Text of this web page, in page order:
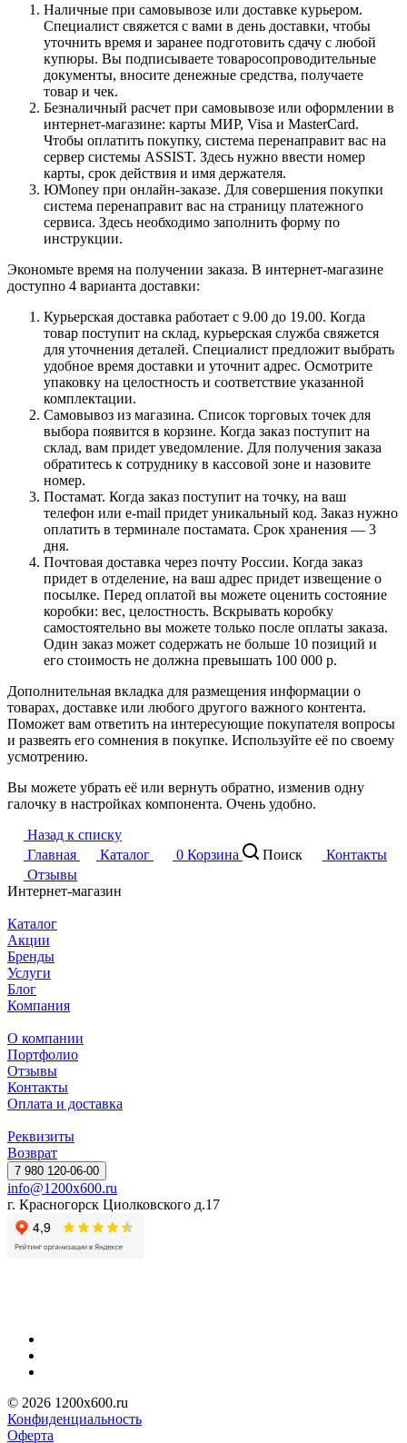
Наличные при самовывозе или доставке курьером.
Специалист свяжется с вами в день доставки, чтобы
уточнить время и заранее подготовить сдачу с любой
купюры. Вы подписываете товаросопроводительные
документы, вносите денежные средства, получаете
товар и чек.
Безналичный расчет при самовывозе или оформлении в
интернет-магазине: карты МИР, Visa и MasterCard.
Чтобы оплатить покупку, система перенаправит вас на
сервер системы ASSIST. Здесь нужно ввести номер
карты, срок действия и имя держателя.
ЮMoney при онлайн-заказе. Для совершения покупки
система перенаправит вас на страницу платежного
сервиса. Здесь необходимо заполнить форму по
инструкции.
Экономьте время на получении заказа. В интернет-магазине
доступно 4 варианта доставки:
Курьерская доставка работает с 9.00 до 19.00. Когда
товар поступит на склад, курьерская служба свяжется
для уточнения деталей. Специалист предложит выбрать
удобное время доставки и уточнит адрес. Осмотрите
упаковку на целостность и соответствие указанной
комплектации.
Самовывоз из магазина. Список торговых точек для
выбора появится в корзине. Когда заказ поступит на
склад, вам придет уведомление. Для получения заказа
обратитесь к сотруднику в кассовой зоне и назовите
номер.
Постамат. Когда заказ поступит на точку, на ваш
телефон или e-mail придет уникальный код. Заказ нужно
оплатить в терминале постамата. Срок хранения — 3
дня.
Почтовая доставка через почту России. Когда заказ
придет в отделение, на ваш адрес придет извещение о
посылке. Перед оплатой вы можете оценить состояние
коробки: вес, целостность. Вскрывать коробку
самостоятельно вы можете только после оплаты заказа.
Один заказ может содержать не больше 10 позиций и
его стоимость не должна превышать 100 000 р.
Дополнительная вкладка для размещения информации о
товарах, доставке или любого другого важного контента.
Поможет вам ответить на интересующие покупателя вопросы
и развеять его сомнения в покупке. Используйте её по своему
усмотрению.
Вы можете убрать её или вернуть обратно, изменив одну
галочку в настройках компонента. Очень удобно.
Назад к списку
Главная
Каталог 0 Корзина Поиск
Контакты
Отзывы
Интернет-магазин
Каталог
Акции
Бренды
Услуги
Блог
Компания
О компании
Портфолио
Отзывы
Контакты
Оплата и доставка
Реквизиты
Возврат
7 980 120-06-00
info@1200x600.ru
г. Красногорск Циолковского д.17
© 2026 1200x600.ru
Конфиденциальность
Оферта